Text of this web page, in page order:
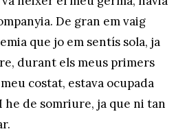
De gran em vaig
que jo em sentís sola, ja
durant els meus primers
costat, estava ocupada
he de somriure, ja que ni tan